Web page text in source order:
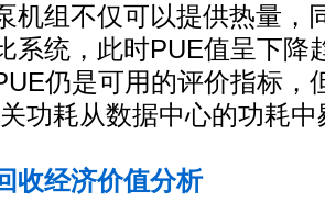
机组不仅可以提供热量，
系统，此时PUE值呈下降
仍是可用的评价指标，
功耗从数据中心的功耗中
收经济价值分析